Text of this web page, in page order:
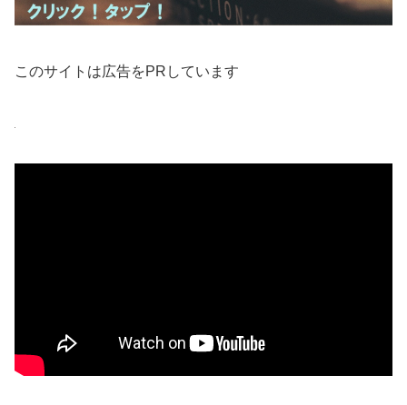
このサイトは広告をPRしています